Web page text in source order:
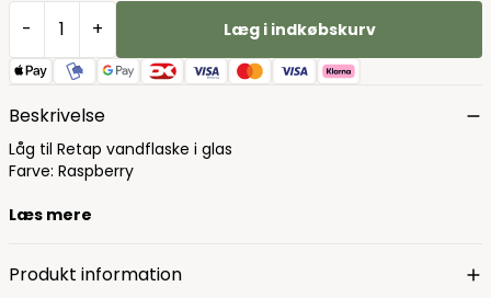
- + Læg i indkøbskurv
Beskrivelse
Låg til Retap vandflaske i glas
Farve: Raspberry
Læs mere
Produkt information